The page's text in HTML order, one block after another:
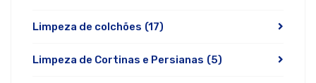
Limpeza de colchões (17)
Limpeza de Cortinas e Persianas (5)